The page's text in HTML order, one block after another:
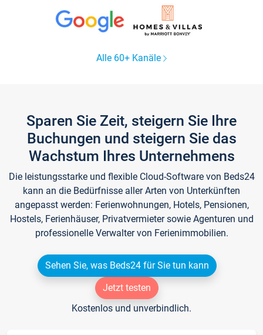
Alle 60+ Kanäle
Sparen Sie Zeit, steigern Sie Ihre
Buchungen und steigern Sie das
Wachstum Ihres Unternehmens
Die leistungsstarke und flexible Cloud-Software von Beds24
kann an die Bedürfnisse aller Arten von Unterkünften
angepasst werden: Ferienwohnungen, Hotels, Pensionen,
Hostels, Ferienhäuser, Privatvermieter sowie Agenturen und
professionelle Verwalter von Ferienimmobilien.
Sehen Sie, was Beds24 für Sie tun kann
Jetzt testen
Kostenlos und unverbindlich.